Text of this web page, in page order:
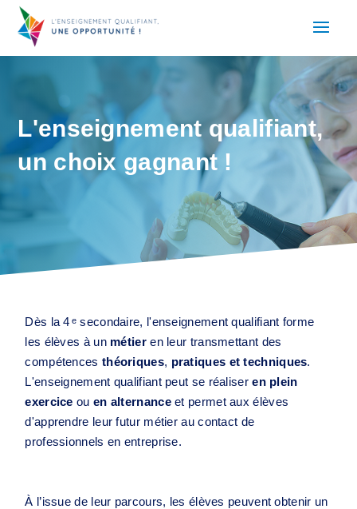
L'enseignement qualifiant,
un choix gagnant !
Dès la 4 e secondaire, l'enseignement qualifiant forme
les élèves à un métieren leur transmettant des
compétences théoriques, pratiques et techniques.
L'enseignement qualifiant peut se réaliseren plein
exercice ou en alternanceet permet aux élèves
d'apprendre leur futur métier au contact de
professionnels en entreprise.
À l’issue de leur parcours, les élèves peuvent obtenir un